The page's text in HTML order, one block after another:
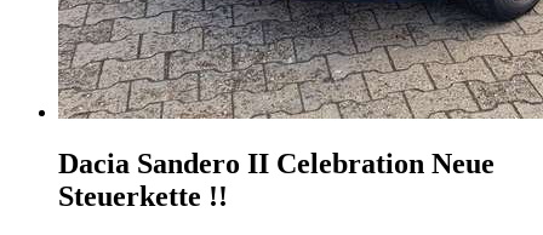
Dacia Sandero II Celebration Neue
Steuerkette !!